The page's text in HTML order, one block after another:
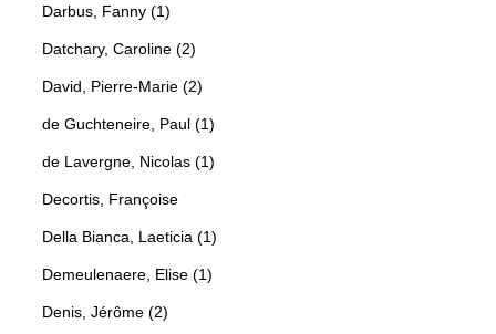
Darbus, Fanny (1)
Datchary, Caroline (2)
David, Pierre-Marie (2)
de Guchteneire, Paul (1)
de Lavergne, Nicolas (1)
Decortis, Françoise
Della Bianca, Laeticia (1)
Demeulenaere, Elise (1)
Denis, Jérôme (2)